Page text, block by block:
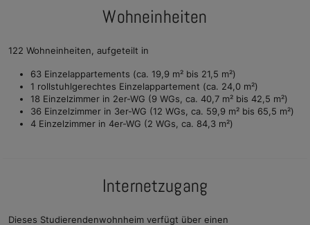
Wohneinheiten
122 Wohneinheiten, aufgeteilt in
63 Einzelappartements (ca. 19,9 m² bis 21,5 m²)
1 rollstuhlgerechtes Einzelappartement (ca. 24,0 m²)
18 Einzelzimmer in 2er-WG (9 WGs, ca. 40,7 m² bis 42,5 m²)
36 Einzelzimmer in 3er-WG (12 WGs, ca. 59,9 m² bis 65,5 m²)
4 Einzelzimmer in 4er-WG (2 WGs, ca. 84,3 m²)
Internetzugang
Dieses Studierendenwohnheim verfügt über einen